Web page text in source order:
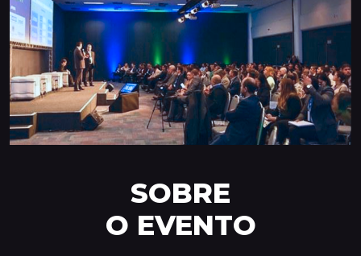
SOBRE
O EVENTO